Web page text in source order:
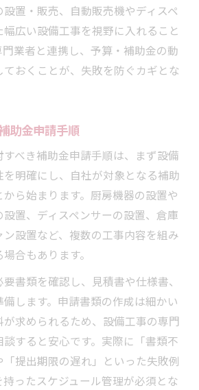
置・販売、自動販売機やディスペ
広い設備工事を視野に入れること
業者と連携し、予算・補助金の動
おくことが、失敗を防ぐカギとな
助金申請手順
べき補助金申請手順は、まず設備
明確にし、自社が対象となる補助
ら始まります。厨房機器の設置や
置、ディスペンサーの設置、倉庫
設置など、複数の工事内容を組み
合もあります。
書類を確認し、見積書や仕様書、
します。申請書類の作成は細かい
求められるため、設備工事の専門
すると安心です。実際に「書類不
提出期限の遅れ」といった失敗例
ったスケジュール管理が必須とな